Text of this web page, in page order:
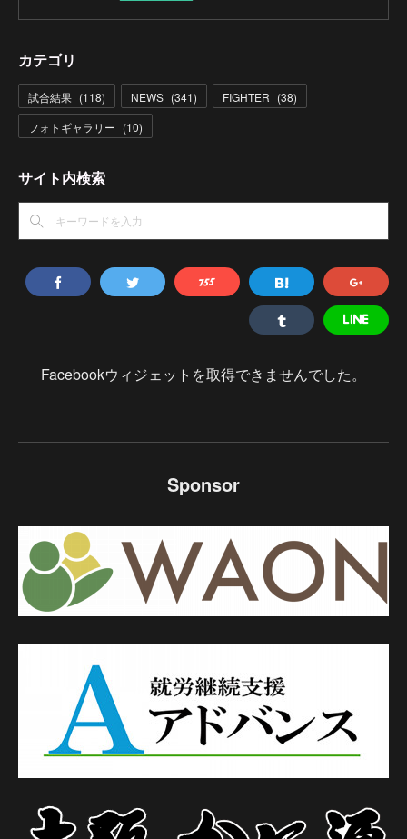
カテゴリ
試合結果 (118) NEWS (341) FIGHTER (38)
フォトギャラリー (10)
サイト内検索
Facebookウィジェットを取得できませんでした。
Sponsor